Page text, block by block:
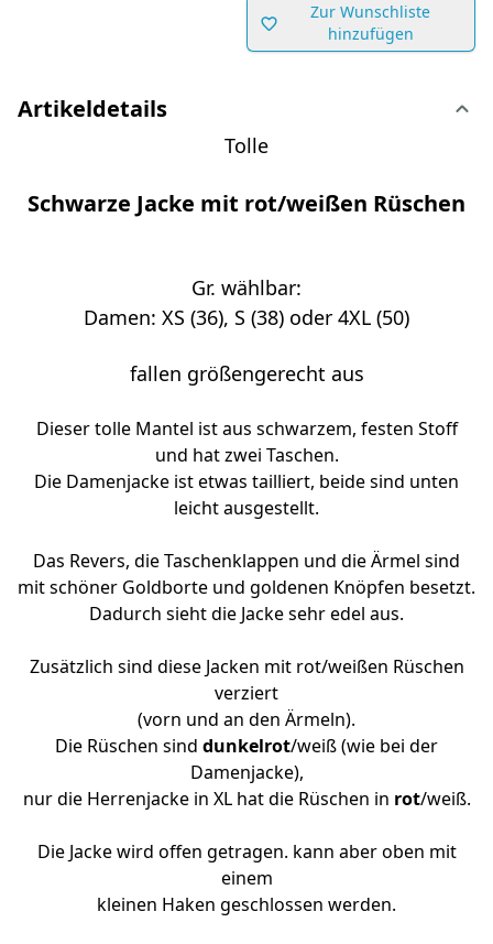
Zur Wunschliste
hinzufügen
Artikeldetails
Tolle
Schwarze Jacke mit rot/weißen Rüschen
Gr. wählbar:
Damen: XS (36), S (38) oder 4XL (50)
fallen größengerecht aus
Dieser tolle Mantel ist aus schwarzem, festen Stoff
und hat zwei Taschen.
Die Damenjacke ist etwas tailliert, beide sind unten
leicht ausgestellt.
Das Revers, die Taschenklappen und die Ärmel sind
mit schöner Goldborte und goldenen Knöpfen besetzt.
Dadurch sieht die Jacke sehr edel aus.
Zusätzlich sind diese Jacken mit rot/weißen Rüschen
verziert
(vorn und an den Ärmeln).
Die Rüschen sind dunkelrot/weiß (wie bei der
Damenjacke),
nur die Herrenjacke in XL hat die Rüschen in rot/weiß.
Die Jacke wird offen getragen. kann aber oben mit
einem
kleinen Haken geschlossen werden.